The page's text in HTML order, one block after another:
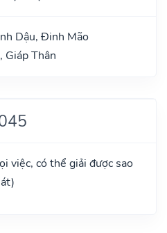
Dậu, Đinh Mão
Giáp Thân
việc, có thể giải được sao